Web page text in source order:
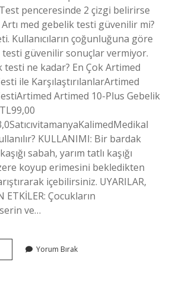
penceresinde 2 çizgi belirirse
med gebelik testi güvenilir mi?
Kullanıcıların çoğunluğuna göre
testi güvenilir sonuçlar vermiyor.
testi ne kadar? En Çok Artimed
ile KarşılaştırılanlarArtimed
Artimed 10-Plus Gebelik
KULLANIMI: Bir bardak
sabah, yarım tatlı kaşığı
koyup erimesini bekledikten
içebilirsiniz. UYARILAR,
ETKİLER: Çocukların
ve…
Med
Yorum Bırak